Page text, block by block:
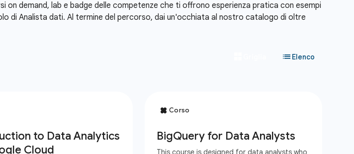
demand, lab e badge delle competenze che ti offrono esperienza pratica con esempi
di Analista dati. Al termine del percorso, dai un'occhiata al nostro catalogo di oltre